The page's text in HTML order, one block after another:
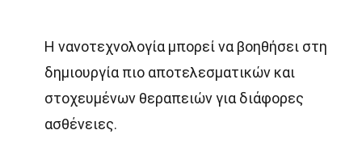
Η νανοτεχνολογία μπορεί να βοηθήσει στη
δημιουργία πιο αποτελεσματικών και
στοχευμένων θεραπειών για διάφορες
ασθένειες.